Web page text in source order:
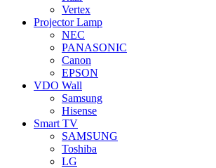
Vertex
Projector Lamp
NEC
PANASONIC
Canon
EPSON
VDO Wall
Samsung
Hisense
Smart TV
SAMSUNG
Toshiba
LG